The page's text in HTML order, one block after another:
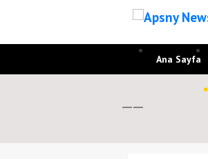
Ana Sayfa
rich-poor gap closing despite soaring living costs